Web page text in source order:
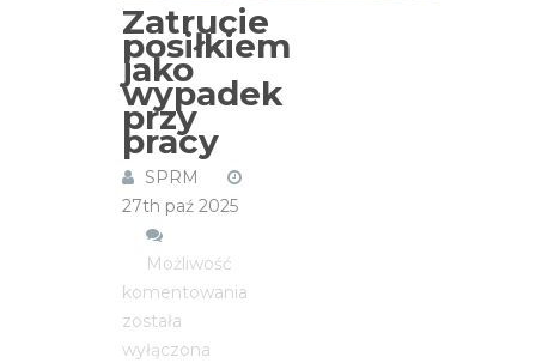
Zatrucie
posiłkiem
jako
wypadek
przy
pracy
SPRM
27th paź 2025
Możliwość
komentowania
została
wyłączona